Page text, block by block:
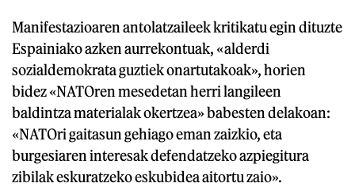
Manifestazioaren antolatzaileek kritikatu egin dituzte
Espainiako azken aurrekontuak, «alderdi
sozialdemokrata guztiek onartutakoak», horien
bidez «NATOren mesedetan herri langileen
baldintza materialak okertzea» babesten delakoan:
«NATOri gaitasun gehiago eman zaizkio, eta
burgesiaren interesak defendatzeko azpiegitura
zibilak eskuratzeko eskubidea aitortu zaio».